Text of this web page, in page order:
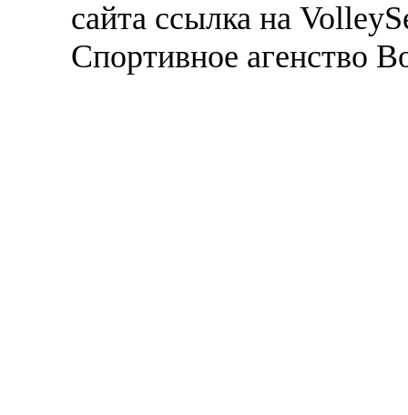
сайта ссылка на
Спортивное агенство